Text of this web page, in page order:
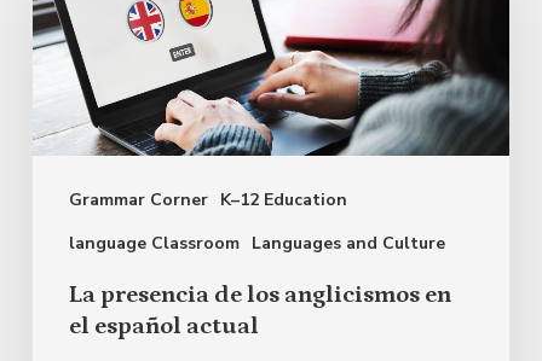
Grammar Corner K–12 Education
language Classroom Languages and Culture
de
los
anglicismos
el
español
actual
La presencia de los anglicismos en
el español actual